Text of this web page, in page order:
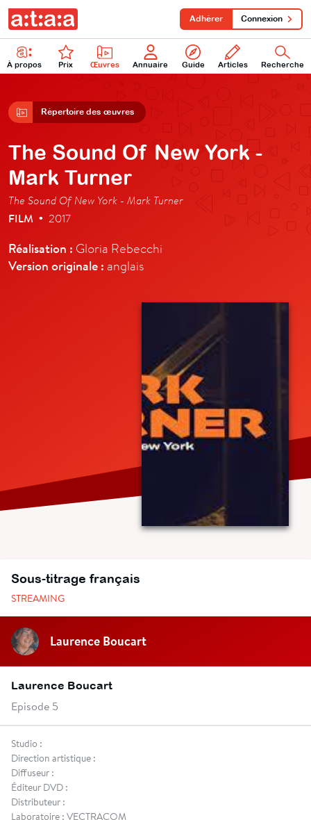
À propos Prix Œuvres Annuaire Guide Articles Recherche
Adhérer Connexion
Répertoire des œuvres
The Sound Of New York -
Mark Turner
The Sound Of New York - Mark Turner
FILM • 2017
Réalisation : Gloria Rebecchi
Version originale : anglais
Sous-titrage français
STREAMING
Laurence Boucart
Laurence Boucart
Episode 5
Studio :
Direction artistique :
Diffuseur :
Éditeur DVD :
Distributeur :
Laboratoire : VECTRACOM